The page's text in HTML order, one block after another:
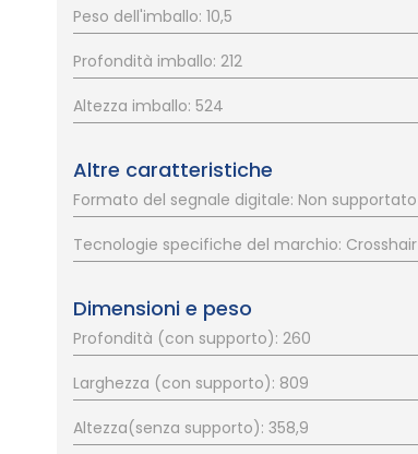
Peso dell'imballo: 10,5
Profondità imballo: 212
Altezza imballo: 524
Altre caratteristiche
Formato del segnale digitale: Non supportato
Tecnologie specifiche del marchio: Crosshair
Dimensioni e peso
Profondità (con supporto): 260
Larghezza (con supporto): 809
Altezza(senza supporto): 358,9